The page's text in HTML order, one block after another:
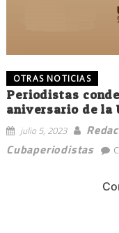
OTRAS NOTICIAS
Periodistas
aniversario de la
julio 5, 2023
Cubaperiodistas